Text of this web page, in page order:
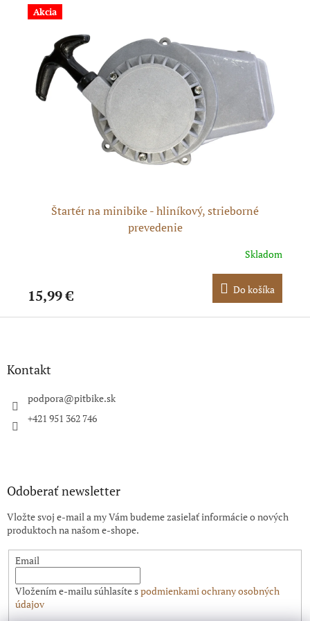
Akcia
Štartér na minibike - hliníkový, strieborné
prevedenie
Skladom
15,99 € Do košíka
Z
Kontakt
podpora@pitbike.sk
+421 951 362 746
Odoberať newsletter
Vložte svoj e-mail a my Vám budeme zasielať informácie o nových
produktoch na našom e-shope.
Email
Vložením e-mailu súhlasíte spodmienkami ochrany osobných
údajov